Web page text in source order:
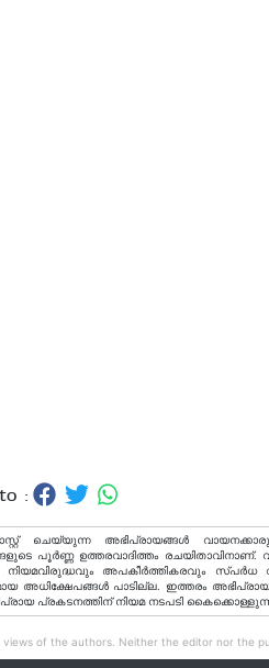
:
ചെയ്യുന്ന അഭിപ്രായങ്ങള്‍
പൂർണ്ണ ഉത്തരവാദിത്തം
അപകീര്‍ത്തികരവും സ്പര്‍ധ
അധിക്ഷേപങ്ങള്‍ പാടില്ല. ഇത്തരം
പ്രകടനത്തിന് നിയമ നടപടി
views of the authors. Neither the editor nor